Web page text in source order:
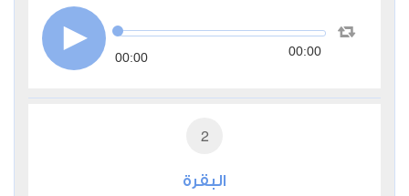
00:00 00:00
2
البقرة